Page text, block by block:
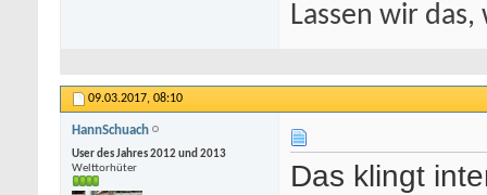
Lassen wir
09.03.2017, 08:10
HannSchuach
User des Jahres 2012 und 2013
Welttorhüter
Das klingt